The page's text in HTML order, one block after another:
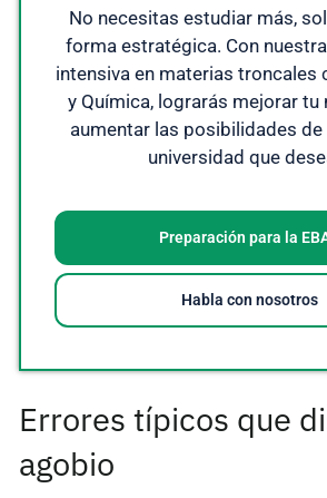
No necesitas estudiar más,
forma estratégica. Con
intensiva en materias troncales
y Química, lograrás mejorar tu
aumentar las posibilidades de
universidad que
Preparación para la
Habla con nosotros
Errores típicos que
agobio